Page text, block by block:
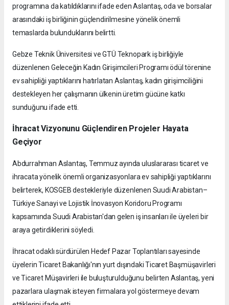
programına da katıldıklarını ifade eden Aslantaş, oda ve borsalar
arasındaki iş birliğinin güçlendirilmesine yönelik önemli
temaslarda bulunduklarını belirtti.
Gebze Teknik Üniversitesi ve GTÜ Teknopark iş birliğiyle
düzenlenen Geleceğin Kadın Girişimcileri Programı ödül törenine
ev sahipliği yaptıklarını hatırlatan Aslantaş, kadın girişimciliğini
destekleyen her çalışmanın ülkenin üretim gücüne katkı
sunduğunu ifade etti.
İhracat Vizyonunu Güçlendiren Projeler Hayata
Geçiyor
Abdurrahman Aslantaş, Temmuz ayında uluslararası ticaret ve
ihracata yönelik önemli organizasyonlara ev sahipliği yaptıklarını
belirterek, KOSGEB destekleriyle düzenlenen Suudi Arabistan–
Türkiye Sanayi ve Lojistik İnovasyon Koridoru Programı
kapsamında Suudi Arabistan'dan gelen iş insanları ile üyeleri bir
araya getirdiklerini söyledi.
İhracat odaklı sürdürülen Hedef Pazar Toplantıları sayesinde
üyelerin Ticaret Bakanlığı'nın yurt dışındaki Ticaret Başmüşavirleri
ve Ticaret Müşavirleri ile buluşturulduğunu belirten Aslantaş, yeni
pazarlara ulaşmak isteyen firmalara yol göstermeye devam